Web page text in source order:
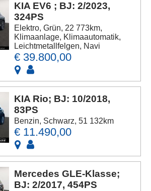
KIA EV6 ; BJ: 2/2023,
324PS
Elektro, Grün, 22 773km,
Klimaanlage, Klimaautomatik,
Leichtmetallfelgen, Navi
€ 39.800,00
KIA Rio; BJ: 10/2018,
83PS
Benzin, Schwarz, 51 132km
€ 11.490,00
Mercedes GLE-Klasse;
BJ: 2/2017, 454PS